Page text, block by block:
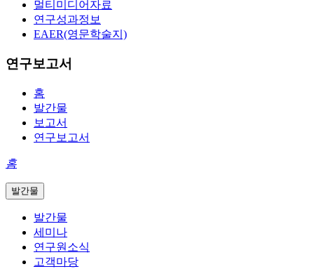
멀티미디어자료
연구성과정보
EAER(영문학술지)
연구보고서
홈
발간물
보고서
연구보고서
홈
발간물
발간물
세미나
연구원소식
고객마당